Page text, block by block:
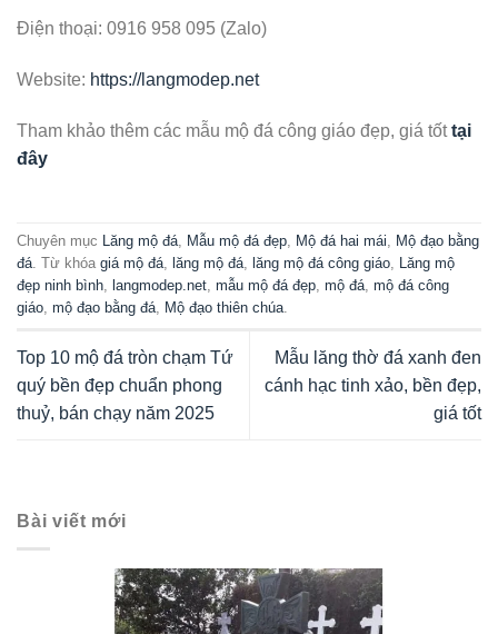
Điện thoại: 0916 958 095 (Zalo)
Website: https://langmodep.net
Tham khảo thêm các mẫu mộ đá công giáo đẹp, giá tốttại
đây
Chuyên mục Lăng mộ đá, Mẫu mộ đá đẹp, Mộ đá hai mái, Mộ đạo bằng
đá. Từ khóa giá mộ đá, lăng mộ đá, lăng mộ đá công giáo, Lăng mộ
đẹp ninh bình, langmodep.net, mẫu mộ đá đẹp, mộ đá, mộ đá công
giáo, mộ đạo bằng đá, Mộ đạo thiên chúa.
Top 10 mộ đá tròn chạm Tứ
quý bền đẹp chuẩn phong
thuỷ, bán chạy năm 2025
Mẫu lăng thờ đá xanh đen
cánh hạc tinh xảo, bền đẹp,
giá tốt
Bài viết mới